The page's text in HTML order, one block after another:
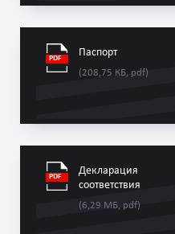
Паспорт
(208,75 КБ, pdf)
Декларация
соответствия
(6,29 МБ, pdf)